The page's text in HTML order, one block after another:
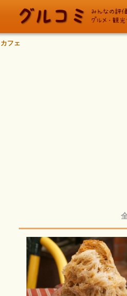
フェ